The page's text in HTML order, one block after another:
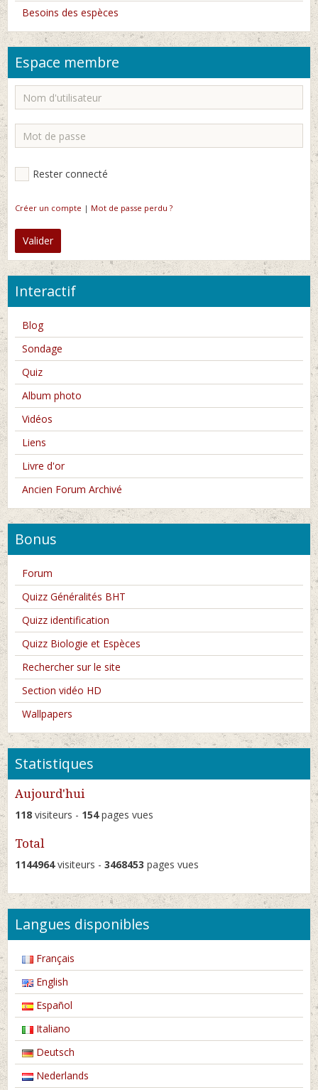
Besoins des espèces
Espace membre
Rester connecté
Créer un compte | Mot de passe perdu ?
Valider
Interactif
Blog
Sondage
Quiz
Album photo
Vidéos
Liens
Livre d'or
Ancien Forum Archivé
Bonus
Forum
Quizz Généralités BHT
Quizz identification
Quizz Biologie et Espèces
Rechercher sur le site
Section vidéo HD
Wallpapers
Statistiques
Aujourd'hui
118 visiteurs - 154pages vues
Total
1144964visiteurs - 3468453 pages vues
Langues disponibles
Français
English
Español
Italiano
Deutsch
Nederlands